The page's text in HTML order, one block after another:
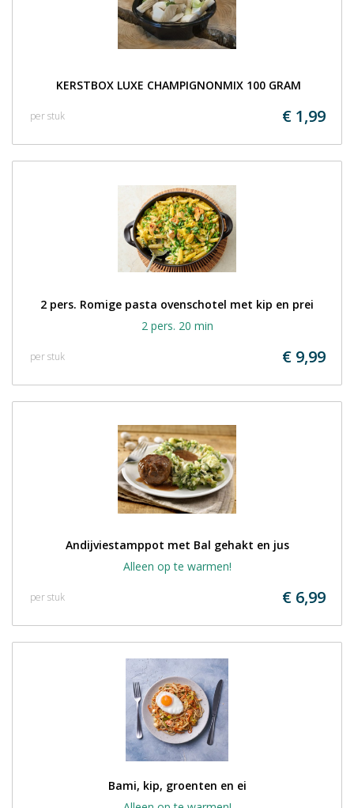
KERSTBOX LUXE CHAMPIGNONMIX 100 GRAM
€ 1,99
per stuk
2 pers. Romige pasta ovenschotel met kip en prei
2 pers. 20 min
€ 9,99
per stuk
Andijviestamppot met Bal gehakt en jus
Alleen op te warmen!
€ 6,99
per stuk
Bami, kip, groenten en ei